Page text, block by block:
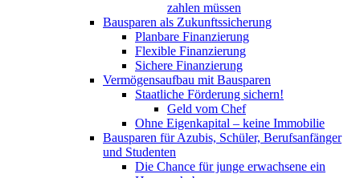
zahlen müssen
Bausparen als Zukunftssicherung​​
Planbare Finanzierung
Flexible Finanzierung
Sichere Finanzierung
Vermögensaufbau mit Bausparen
Staatliche Förderung sichern!
Geld vom Chef
Ohne Eigenkapital – keine Immobilie
Bausparen für Azubis, Schüler, Berufsanfänger
und Studenten
Die Chance für junge erwachsene ein